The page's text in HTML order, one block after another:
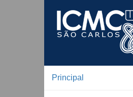
Principal